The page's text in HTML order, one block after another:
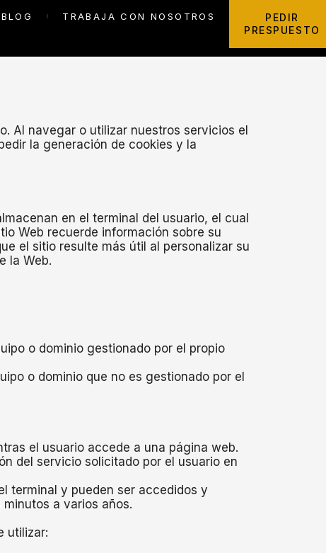
BLOG TRABAJA CON NOSOTROS
PEDIR
PRESPUESTO
Al navegar o utilizar nuestros servicios el
la generación de cookies y la
en el terminal del usuario, el cual
Web recuerde información sobre su
el sitio resulte más útil al personalizar su
la Web.
o dominio gestionado por el propio
o dominio que no es gestionado por el
el usuario accede a una página web.
del servicio solicitado por el usuario en
terminal y pueden ser accedidos y
a varios años.
utilizar: